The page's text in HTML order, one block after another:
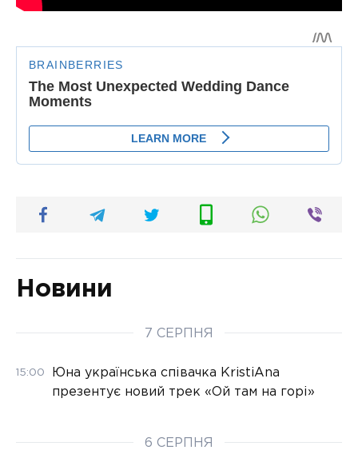
Новини
7 СЕРПНЯ
15:00
Юна українська співачка KristiAna
презентує новий трек «Ой там на горі»
6 СЕРПНЯ